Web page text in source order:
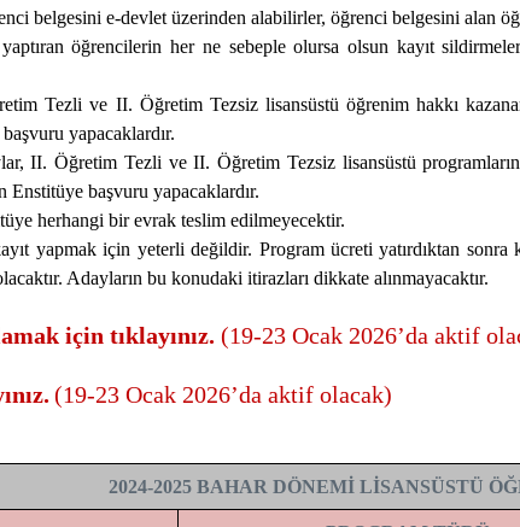
belgesini e-devlet üzerinden alabilirler, öğrenci belgesini alan
öğrencilerin her ne sebeple olursa olsun kayıt
Tezli ve II. Öğretim Tezsiz lisansüstü öğrenim hakkı
yapacaklardır.
II. Öğretim Tezli ve II. Öğretim Tezsiz lisansüstü
Enstitüye başvuru yapacaklardır.
herhangi bir evrak teslim edilmeyecektir.
yapmak için yeterli değildir. Program ücreti yatırdıktan
Adayların bu konudaki itirazları dikkate alınmayacaktır.
için tıklayınız. (19-23 Ocak 2026’da aktif
(19-23 Ocak 2026’da aktif olacak)
2024-2025 BAHAR DÖNEMİ LİSANSÜSTÜ